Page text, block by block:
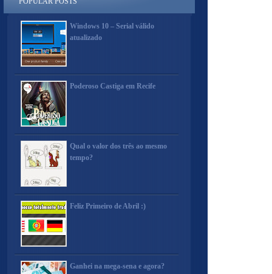
Windows 10 – Serial válido
atualizado
Poderoso Castiga em Recife
Qual o valor dos três ao mesmo
tempo?
Feliz Primeiro de Abril :)
Ganhei na mega-sena e agora?